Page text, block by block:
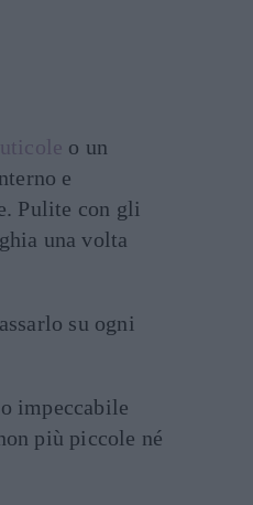
o un
e
Pulite con gli
una volta
su ogni
impeccabile
più piccole né